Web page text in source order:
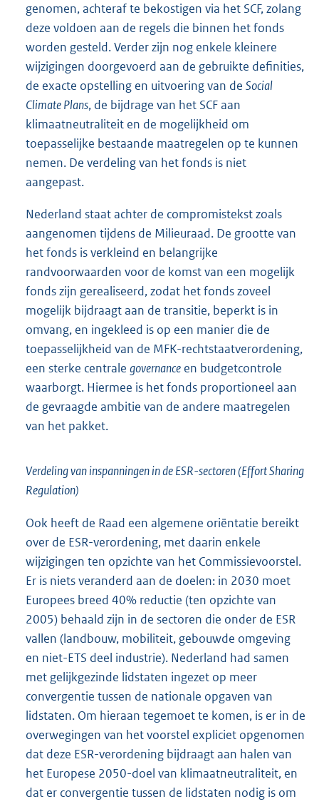
genomen, achteraf te bekostigen via het SCF, zolang
deze voldoen aan de regels die binnen het fonds
worden gesteld. Verder zijn nog enkele kleinere
wijzigingen doorgevoerd aan de gebruikte definities,
de exacte opstelling en uitvoering van de Social
Climate Plans, de bijdrage van het SCF aan
klimaatneutraliteit en de mogelijkheid om
toepasselijke bestaande maatregelen op te kunnen
nemen. De verdeling van het fonds is niet
aangepast.
Nederland staat achter de compromistekst zoals
aangenomen tijdens de Milieuraad. De grootte van
het fonds is verkleind en belangrijke
randvoorwaarden voor de komst van een mogelijk
fonds zijn gerealiseerd, zodat het fonds zoveel
mogelijk bijdraagt aan de transitie, beperkt is in
omvang, en ingekleed is op een manier die de
toepasselijkheid van de MFK-rechtstaatverordening,
een sterke centrale governance en budgetcontrole
waarborgt. Hiermee is het fonds proportioneel aan
de gevraagde ambitie van de andere maatregelen
van het pakket.
Verdeling van inspanningen in de ESR-sectoren (Effort Sharing
Regulation)
Ook heeft de Raad een algemene oriëntatie bereikt
over de ESR-verordening, met daarin enkele
wijzigingen ten opzichte van het Commissievoorstel.
Er is niets veranderd aan de doelen: in 2030 moet
Europees breed 40% reductie (ten opzichte van
2005) behaald zijn in de sectoren die onder de ESR
vallen (landbouw, mobiliteit, gebouwde omgeving
en niet-ETS deel industrie). Nederland had samen
met gelijkgezinde lidstaten ingezet op meer
convergentie tussen de nationale opgaven van
lidstaten. Om hieraan tegemoet te komen, is er in de
overwegingen van het voorstel expliciet opgenomen
dat deze ESR-verordening bijdraagt aan halen van
het Europese 2050-doel van klimaatneutraliteit, en
dat er convergentie tussen de lidstaten nodig is om